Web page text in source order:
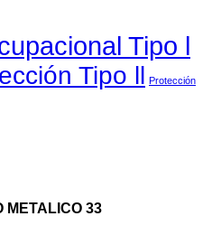
Tipo l
Tipo ll Protección
METALICO 33